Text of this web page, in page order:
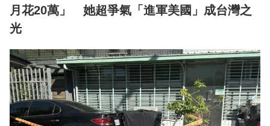
月花20萬」 她超爭氣「進軍美國」成台灣之
光